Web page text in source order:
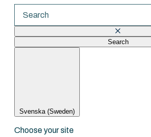
Search
Svenska (Sweden)
Choose your site